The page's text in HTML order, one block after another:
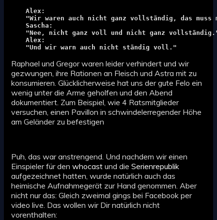
Alex:
"Nee, nicht ganz voll und nicht ganz
Alex:
"Und wir warn auch nicht ständig voll."
Raphael und Gregor waren leider verhindert und wir
gezwungen, ihre Rationen an Fleisch und Astra mit zu
konsumieren. Glücklicherweise hat uns der gute Felo ein
wenig unter die Arme geholfen und den Abend
dokumentiert. Zum Beispiel, wie 4 Ratsmitglieder
versuchen, einen Pavillon in schwindelerregender Höhe
am Geländer zu befestigen
Puh, das war anstrengend. Und nachdem wir einen
Einspieler für den whocast und die Serienrepublik
aufgezeichnet hatten, wurde natürlich auch das
heimische Aufnahmegerät zur Hand genommen. Aber
nicht nur das: Gleich zweimal gings bei Facebook per
video live. Das wollen wir Dir natürlich nicht
vorenthalten: